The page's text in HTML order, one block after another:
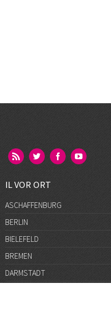
IL VOR ORT
ASCHAFFENBURG
BERLIN
BIELEFELD
BREMEN
DARMSTADT